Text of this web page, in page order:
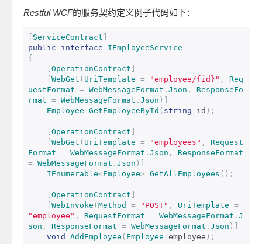
Restful WCF的服务契约定义例子代码如下：
ServiceContract
public
interface
IEmployeeService
{
OperationContract
WebGet ( UriTemplate = "employee/{id}" ,
Req
uestFormat = WebMessageFormat . Json ,
ResponseFo
rmat = WebMessageFormat . Json )]
Employee GetEmployeeById ( string id );
OperationContract
WebGet ( UriTemplate = "employees" ,
Request
Format = WebMessageFormat . Json ,
ResponseFormat
= WebMessageFormat . Json )]
IEnumerable<Employee> GetAllEmployees ();
OperationContract
WebInvoke ( Method = "POST" , UriTemplate =
"employee" , RequestFormat = WebMessageFormat . J
son , ResponseFormat = WebMessageFormat . Json )]
void
AddEmployee ( Employee employee );